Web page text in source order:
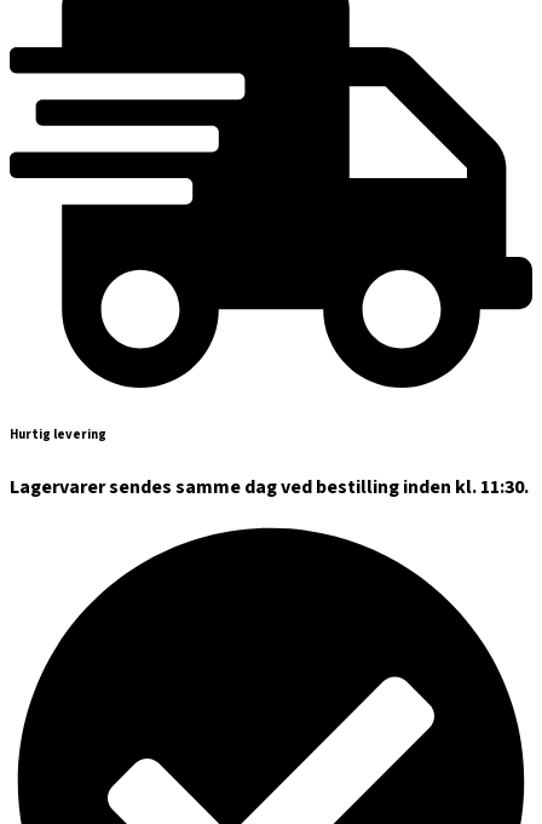
Hurtig levering
Lagervarer sendes samme dag ved bestilling inden kl. 11:30.